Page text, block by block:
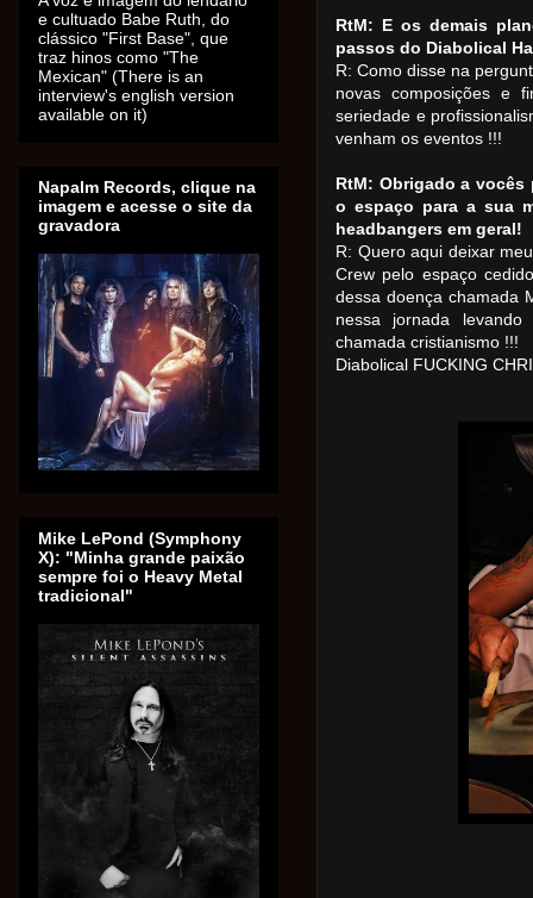
RtM: E os demais
passos do Diabolical
R: Como disse na
novas composições e
seriedade e
venham os eventos !!!
RtM: Obrigado a
o espaço para a sua
headbangers em geral!
R: Quero aqui deixar
Crew pelo espaço
dessa doença chamada
nessa jornada
chamada cristianismo !!!
Diabolical FUCKING
e cultuado Babe Ruth, do
clássico "First Base", que
traz hinos como "The
Mexican" (There is an
interview's english version
available on it)
Napalm Records, clique na
imagem e acesse o site da
gravadora
Mike LePond (Symphony
X): "Minha grande paixão
sempre foi o Heavy Metal
tradicional"